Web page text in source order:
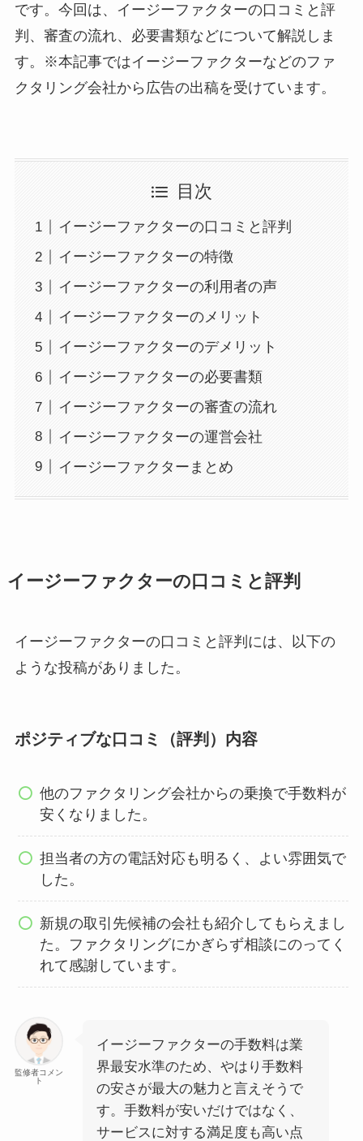
です。今回は、イージーファクターの口コミと評
判、審査の流れ、必要書類などについて解説しま
す。※本記事ではイージーファクターなどのファ
クタリング会社から広告の出稿を受けています。
目次
イージーファクターの口コミと評判
イージーファクターの特徴
イージーファクターの利用者の声
イージーファクターのメリット
イージーファクターのデメリット
イージーファクターの必要書類
イージーファクターの審査の流れ
イージーファクターの運営会社
イージーファクターまとめ
イージーファクターの口コミと評判
イージーファクターの口コミと評判には、以下の
ような投稿がありました。
ポジティブな口コミ（評判）内容
他のファクタリング会社からの乗換で手数料が
安くなりました。
担当者の方の電話対応も明るく、よい雰囲気で
した。
新規の取引先候補の会社も紹介してもらえまし
た。ファクタリングにかぎらず相談にのってく
れて感謝しています。
監修者コメン
ト
イージーファクターの手数料は業
界最安水準のため、やはり手数料
の安さが最大の魅力と言えそうで
す。手数料が安いだけではなく、
サービスに対する満足度も高い点